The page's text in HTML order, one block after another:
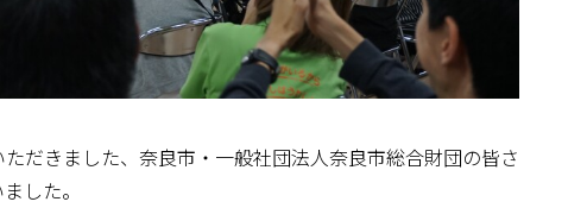
だきました、奈良市・一般社団法人奈良市総合財団の皆さ
した。